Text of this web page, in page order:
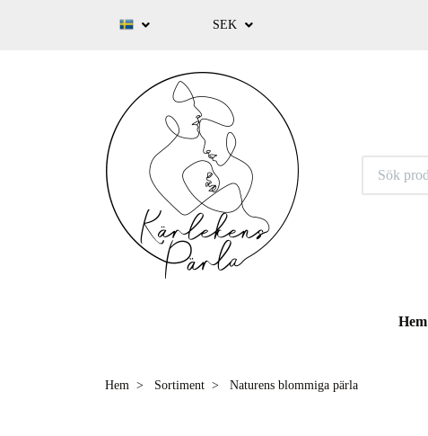
SEK
Hem
Hem Sortiment Naturens blommiga pärla